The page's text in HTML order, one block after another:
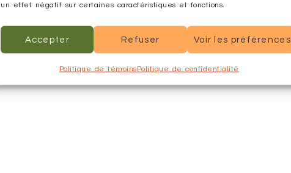
un effet négatif sur certaines caractéristiques et fonctions.
Accepter Refuser Voir les préférences
Politique de témoinsPolitique de confidentialité
Nom latin
Type de culture